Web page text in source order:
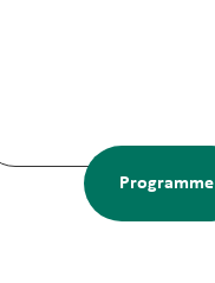
Programme